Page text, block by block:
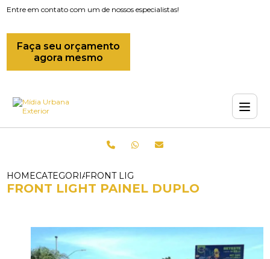
Entre em contato com um de nossos especialistas!
Faça seu orçamento
agora mesmo
HOMECATEGORIASFRONT LIGHT PAINEL DUPLO
FRONT LIGHT PAINEL DUPLO